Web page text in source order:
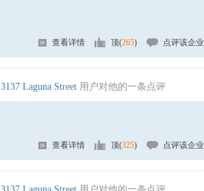
查看详情 顶(265) 点评该企业
3137 Laguna Street 用户对他的一条点评
查看详情 顶(325) 点评该企业